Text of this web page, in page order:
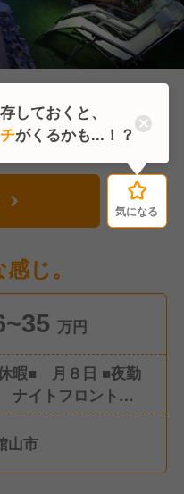
を検討中
気になる
じ。
万円
暇■ 月８日 ■夜勤
ナイトフロント以
■時間外労働■ 有
リフレッシュ休暇
山市
気になる
しておくと、
がくるかも...！？